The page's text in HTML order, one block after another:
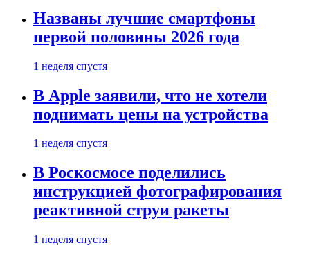
Названы лучшие смартфоны
первой половины 2026 года
1 неделя спустя
В Apple заявили, что не хотели
поднимать цены на устройства
1 неделя спустя
В Роскосмосе поделились
инструкцией фотографирования
реактивной струи ракеты
1 неделя спустя